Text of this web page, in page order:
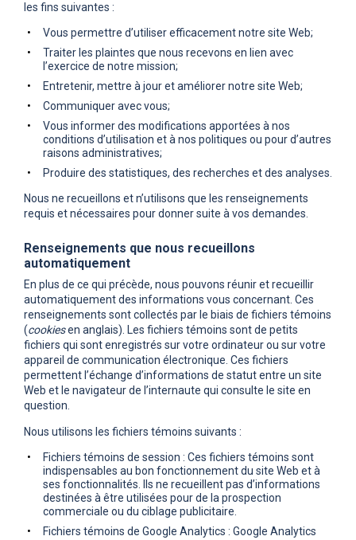
les fins suivantes :
Vous permettre d’utiliser efficacement notre site Web;
Traiter les plaintes que nous recevons en lien avec
l’exercice de notre mission;
Entretenir, mettre à jour et améliorer notre site Web;
Communiquer avec vous;
Vous informer des modifications apportées à nos
conditions d’utilisation et à nos politiques ou pour d’autres
raisons administratives;
Produire des statistiques, des recherches et des analyses.
Nous ne recueillons et n’utilisons que les renseignements
requis et nécessaires pour donner suite à vos demandes.
Renseignements que nous recueillons
automatiquement
En plus de ce qui précède, nous pouvons réunir et recueillir
automatiquement des informations vous concernant. Ces
renseignements sont collectés par le biais de fichiers témoins
(cookiesen anglais). Les fichiers témoins sont de petits
fichiers qui sont enregistrés sur votre ordinateur ou sur votre
appareil de communication électronique. Ces fichiers
permettent l’échange d’informations de statut entre un site
Web et le navigateur de l’internaute qui consulte le site en
question.
Nous utilisons les fichiers témoins suivants :
Fichiers témoins de session : Ces fichiers témoins sont
indispensables au bon fonctionnement du site Web et à
ses fonctionnalités. Ils ne recueillent pas d’informations
destinées à être utilisées pour de la prospection
commerciale ou du ciblage publicitaire.
Fichiers témoins de Google Analytics : Google Analytics